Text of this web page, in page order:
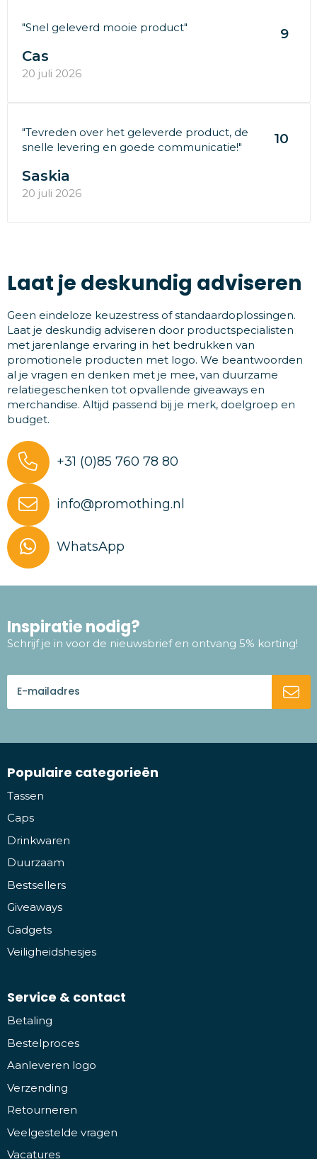
"Snel geleverd mooie product" 9
Cas
20 juli 2026
"Tevreden over het geleverde product, de
snelle levering en goede communicatie!"
10
Saskia
20 juli 2026
Laat je deskundig adviseren
Geen eindeloze keuzestress of standaardoplossingen.
Laat je deskundig adviseren door productspecialisten
met jarenlange ervaring in het bedrukken van
promotionele producten met logo. We beantwoorden
al je vragen en denken met je mee, van duurzame
relatiegeschenken tot opvallende giveaways en
merchandise. Altijd passend bij je merk, doelgroep en
budget.
+31 (0)85 760 78 80
info@promothing.nl
WhatsApp
Inspiratie nodig?
Schrijf je in voor de nieuwsbrief en ontvang 5% korting!
Populaire categorieën
Tassen
Caps
Drinkwaren
Duurzaam
Bestsellers
Giveaways
Gadgets
Veiligheidshesjes
Service & contact
Betaling
Bestelproces
Aanleveren logo
Verzending
Retourneren
Veelgestelde vragen
Vacatures